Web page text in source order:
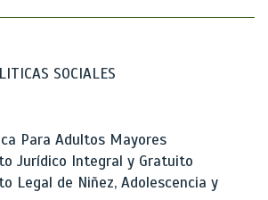
SOCIALES
Para Adultos Mayores
Jurídico Integral y Gratuito
Legal de Niñez, Adolescencia y